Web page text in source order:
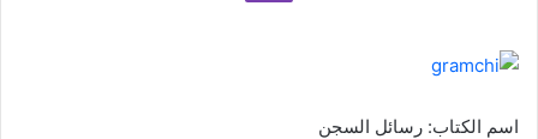
إ
اسم الكتاب: رسائل السجن